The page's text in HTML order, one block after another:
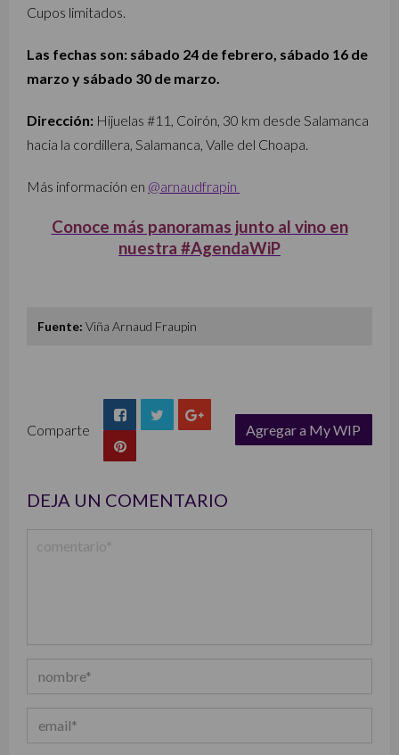
Cupos limitados.
Las fechas son: sábado 24 de febrero, sábado 16 de
marzo y sábado 30 de marzo.
Dirección: Hijuelas #11, Coirón, 30 km desde Salamanca
hacia la cordillera, Salamanca, Valle del Choapa.
Más información en @arnaudfrapin
Conoce más panoramas junto al vino en
nuestra #AgendaWiP
Fuente: Viña Arnaud Fraupin
Comparte
Agregar a My WIP
DEJA UN COMENTARIO